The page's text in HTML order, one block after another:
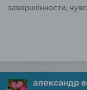
завершённости,
александр